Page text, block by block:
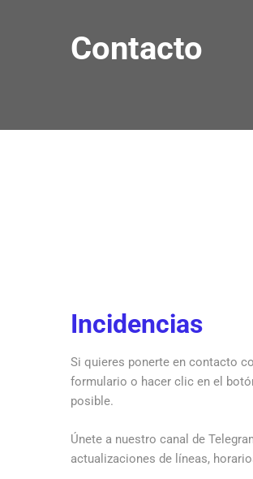
Contacto
Incidencias
Si quieres ponerte en contacto
formulario o hacer clic en el
posible.
Únete a nuestro canal de
actualizaciones de líneas,